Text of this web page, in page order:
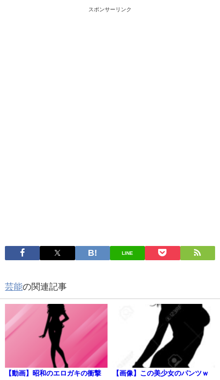
スポンサーリンク
LINE
芸能の関連記事
【動画】昭和のエロガキの衝撃
【画像】この美少女のパンツｗ